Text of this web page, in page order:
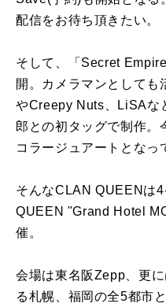
配信をお待ち頂きたい。
そして、「Secret
開。カメラマンとして
やCreepy Nuts、LiSAな
郎との初タッグで制作。
コラージュアートとなっ
そんなCLAN QUEENは
QUEEN "Grand Hotel
催。
会場は東名阪Zepp、更
る札幌、福岡の全5都市